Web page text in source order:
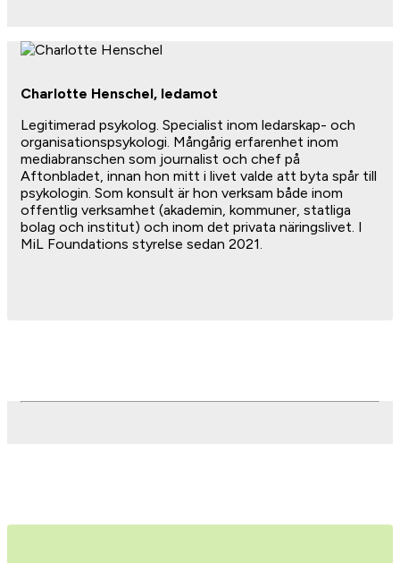
Charlotte Henschel, ledamot
Legitimerad psykolog. Specialist inom ledarskap- och
organisationspsykologi. Mångårig erfarenhet inom
mediabranschen som journalist och chef på
Aftonbladet, innan hon mitt i livet valde att byta spår till
psykologin. Som konsult är hon verksam både inom
offentlig verksamhet (akademin, kommuner, statliga
bolag och institut) och inom det privata näringslivet. I
MiL Foundations styrelse sedan 2021.